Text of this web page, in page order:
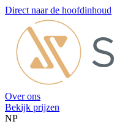
Direct naar de hoofdinhoud
Over ons
Bekijk prijzen
NP